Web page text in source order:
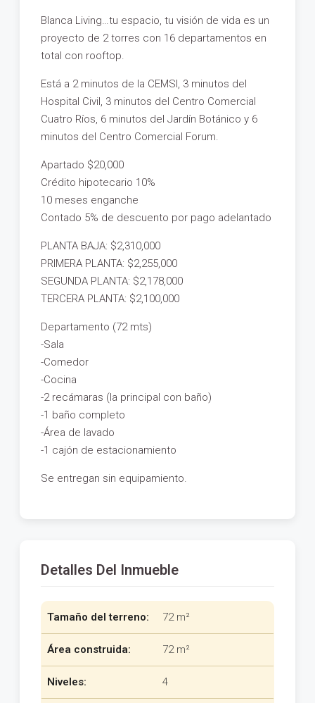
Blanca Living…tu espacio, tu visión de vida es un
proyecto de 2 torres con 16 departamentos en
total con rooftop.
Está a 2 minutos de la CEMSI, 3 minutos del
Hospital Civil, 3 minutos del Centro Comercial
Cuatro Ríos, 6 minutos del Jardín Botánico y 6
minutos del Centro Comercial Forum.
Apartado $20,000
Crédito hipotecario 10%
10 meses enganche
Contado 5% de descuento por pago adelantado
PLANTA BAJA: $2,310,000
PRIMERA PLANTA: $2,255,000
SEGUNDA PLANTA: $2,178,000
TERCERA PLANTA: $2,100,000
Departamento (72 mts)
-Sala
-Comedor
-Cocina
-2 recámaras (la principal con baño)
-1 baño completo
-Área de lavado
-1 cajón de estacionamiento
Se entregan sin equipamiento.
Detalles Del Inmueble
Tamaño del terreno: 72 m²
Área construida: 72 m²
Niveles: 4